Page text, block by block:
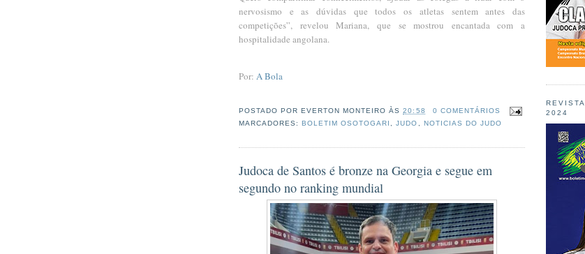
nervosismo e as dúvidas que todos os atletas sentem antes das
competições”, revelou Mariana, que se mostrou encantada com a
hospitalidade angolana.
Por: A Bola
POSTADO POREVERTON MONTEIRO ÀS20:58
0 COMENTÁRIOS
MARCADORES:BOLETIM OSOTOGARI ,JUDO NOTICIAS DO JUDO
Judoca de Santos é bronze na Georgia e segue em
segundo no ranking mundial
2024